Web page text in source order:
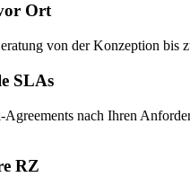
Ort
von der Konzeption bis
SLAs
Agreements nach Ihren
RZ